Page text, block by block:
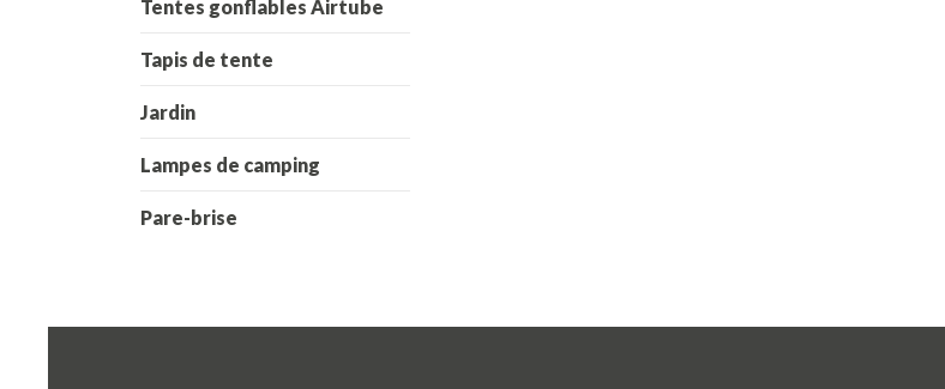
Tentes gonflables Airtube
Tapis de tente
Jardin
Lampes de camping
Pare-brise